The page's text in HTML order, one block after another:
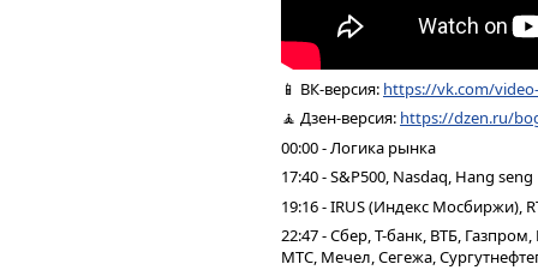
📱 ВК-версия: https://vk.com/video-
🧘 Дзен-версия: https://dzen.ru/
00:00 - Логика рынка
17:40 - S&P500, Nasdaq, Hang seng
19:16 - IRUS (Индекс Мосбиржи),
22:47 - Сбер, Т-банк, ВТБ,
МТС, Мечел, Сегежа,